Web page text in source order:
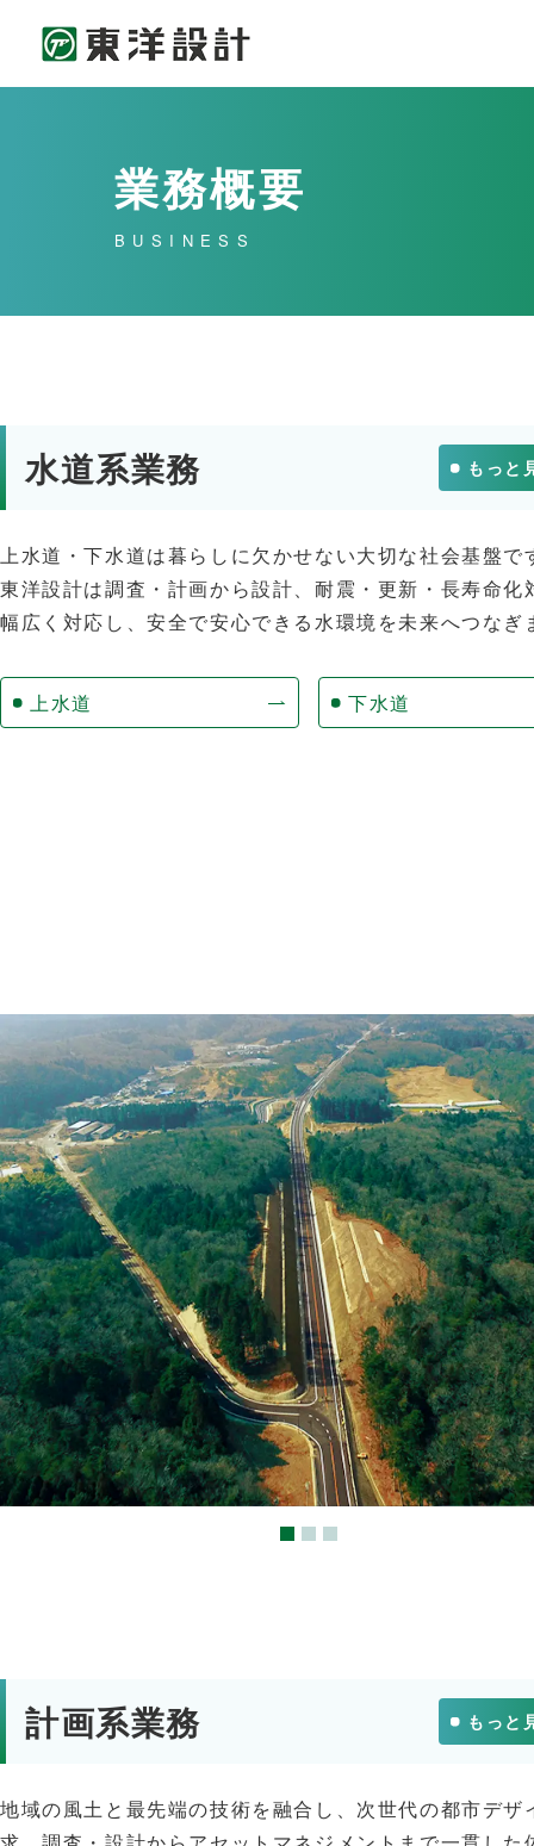
業務概要
BUSINESS
水道系業務 もっと
上水道・下水道は暮らしに欠かせない大切な社会基盤で
東洋設計は調査・計画から設計、耐震・更新・長寿命化
幅広く対応し、安全で安心できる水環境を未来へつなぎ
上水道 下水道
計画系業務 もっと
地域の風土と最先端の技術を融合し、次世代の都市デザ